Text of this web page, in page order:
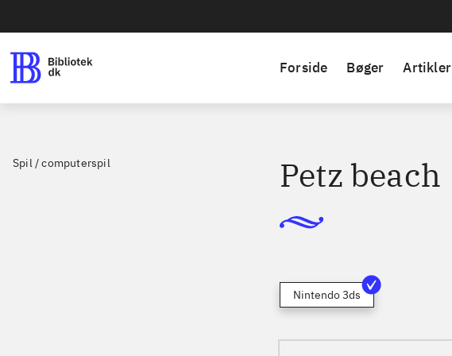
Forside Bøger Artikler
Spil / computerspil Petz beach
Nintendo 3ds